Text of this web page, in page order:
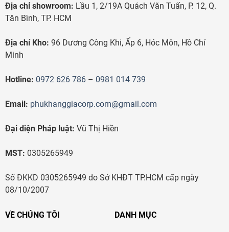
Địa chỉ showroom: Lầu 1, 2/19A Quách Văn Tuấn, P. 12, Q.
Tân Bình, TP. HCM
Địa chỉ Kho: 96 Dương Công Khi, Ấp 6, Hóc Môn, Hồ Chí
Minh
Hotline: 0972 626 786 – 0981 014 739
Email: phukhanggiacorp.com@gmail.com
Đại diện Pháp luật: Vũ Thị Hiền
MST: 0305265949
Số ĐKKD 0305265949 do Sở KHĐT TP.HCM cấp ngày
08/10/2007
VỀ CHÚNG TÔI DANH MỤC